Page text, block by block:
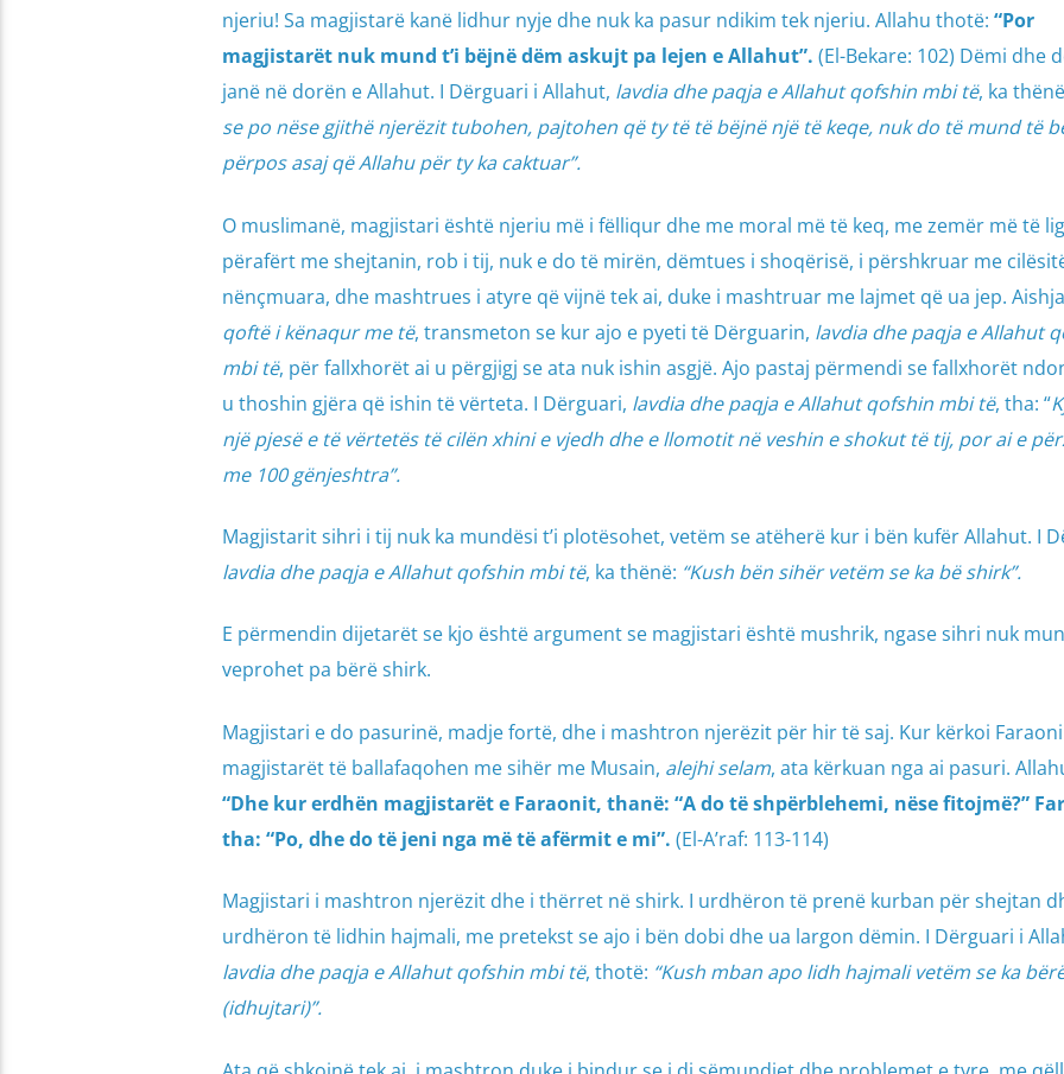
njeriu! Sa magjistarë kanë lidhur nyje dhe nuk ka pasur ndikim tek njeriu. Allahu thotë: “Por
magjistarët nuk mund t’i bëjnë dëm askujt pa lejen e Allahut”. (El-Bekare: 102) Dëmi dhe
janë në dorën e Allahut. I Dërguari i Allahut, lavdia dhe paqja e Allahut qofshin mbi të, ka
se po nëse gjithë njerëzit tubohen, pajtohen që ty të të bëjnë një të keqe, nuk do të mund të
përpos asaj që Allahu për ty ka caktuar”.
O muslimanë, magjistari është njeriu më i fëlliqur dhe me moral më të keq, me zemër më të
përafërt me shejtanin, rob i tij, nuk e do të mirën, dëmtues i shoqërisë, i përshkruar me
nënçmuara, dhe mashtrues i atyre që vijnë tek ai, duke i mashtruar me lajmet që ua jep.
qoftë i kënaqur me të, transmeton se kur ajo e pyeti të Dërguarin, lavdia dhe paqja e Allahut
mbi të, për fallxhorët ai u përgjigj se ata nuk ishin asgjë. Ajo pastaj përmendi se fallxhorët
u thoshin gjëra që ishin të vërteta. I Dërguari, lavdia dhe paqja e Allahut qofshin mbi të, tha: “
një pjesë e të vërtetës të cilën xhini e vjedh dhe e llomotit në veshin e shokut të tij, por ai e
me 100 gënjeshtra”.
Magjistarit sihri i tij nuk ka mundësi t’i plotësohet, vetëm se atëherë kur i bën kufër Allahut. I
lavdia dhe paqja e Allahut qofshin mbi të, ka thënë: “Kush bën sihër vetëm se ka bë shirk”.
E përmendin dijetarët se kjo është argument se magjistari është mushrik, ngase sihri nuk
veprohet pa bërë shirk.
Magjistari e do pasurinë, madje fortë, dhe i mashtron njerëzit për hir të saj. Kur kërkoi
magjistarët të ballafaqohen me sihër me Musain, alejhi selam, ata kërkuan nga ai pasuri.
“Dhe kur erdhën magjistarët e Faraonit, thanë: “A do të shpërblehemi, nëse fitojmë?”
tha: “Po, dhe do të jeni nga më të afërmit e mi”. (El-A’raf: 113-114)
Magjistari i mashtron njerëzit dhe i thërret në shirk. I urdhëron të prenë kurban për shejtan
urdhëron të lidhin hajmali, me pretekst se ajo i bën dobi dhe ua largon dëmin. I Dërguari i
lavdia dhe paqja e Allahut qofshin mbi të, thotë: “Kush mban apo lidh hajmali vetëm se ka
(idhujtari)”.